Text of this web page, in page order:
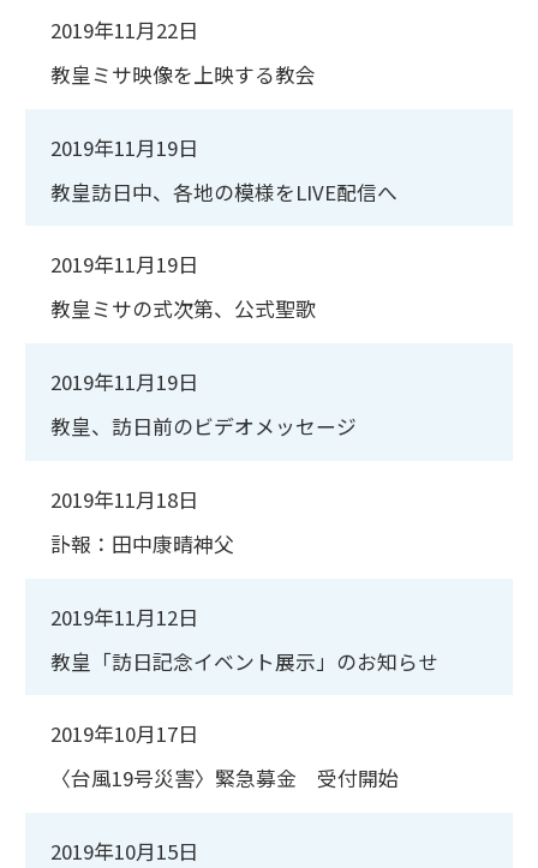
2019年11月22日
教皇ミサ映像を上映する教会
2019年11月19日
教皇訪日中、各地の模様をLIVE配信へ
2019年11月19日
教皇ミサの式次第、公式聖歌
2019年11月19日
教皇、訪日前のビデオメッセージ
2019年11月18日
訃報：田中康晴神父
2019年11月12日
教皇「訪日記念イベント展示」のお知らせ
2019年10月17日
〈台風19号災害〉緊急募金 受付開始
2019年10月15日